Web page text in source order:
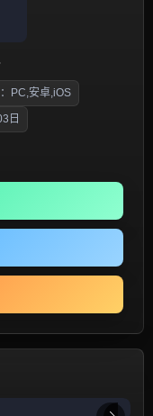
PC,安卓,iOS
日